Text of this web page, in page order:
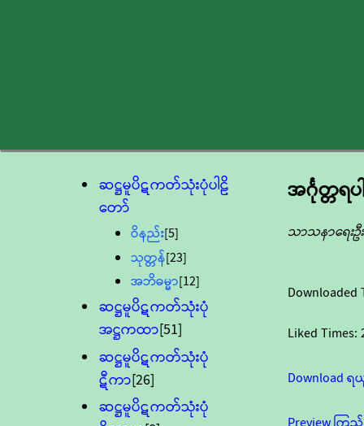
ဆဋ္ဌမူပိဋကတ်သုံးပုံပါဠိ
တော်
ဝိနည်း[5]
သုတ္တန်[23]
အဘိဓမ္မာ[12]
ဆဋ္ဌမူပိဋကတ်သုံးပုံ
အဋ္ဌကထာ[51]
ဆဋ္ဌမူပိဋကတ်သုံးပုံ
ဋီကာ[26]
ဆဋ္ဌမူပိဋကတ်သုံးပုံ
အင်္ဂုတ္တရ
သာသနာရေးဦ
Downloaded
Liked Times:
Download